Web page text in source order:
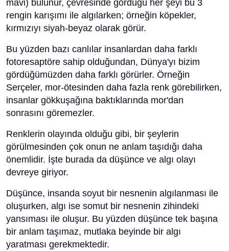
mavi) bulunur, çevresinde gördüğü her şeyi bu 3
rengin karışımı ile algılarken; örneğin köpekler,
kırmızıyı siyah-beyaz olarak görür.
Bu yüzden bazı canlılar insanlardan daha farklı
fotoresaptöre sahip olduğundan, Dünya'yı bizim
gördüğümüzden daha farklı görürler. Örneğin
Serçeler, mor-ötesinden daha fazla renk görebilirken,
insanlar gökkuşağına baktıklarında mor'dan
sonrasını göremezler.
Renklerin olayında olduğu gibi, bir şeylerin
görülmesinden çok onun ne anlam taşıdığı daha
önemlidir. İşte burada da düşünce ve algı olayı
devreye giriyor.
Düşünce, insanda soyut bir nesnenin algılanması ile
oluşurken, algı ise somut bir nesnenin zihindeki
yansıması ile oluşur. Bu yüzden düşünce tek başına
bir anlam taşımaz, mutlaka beyinde bir algı
yaratması gerekmektedir.